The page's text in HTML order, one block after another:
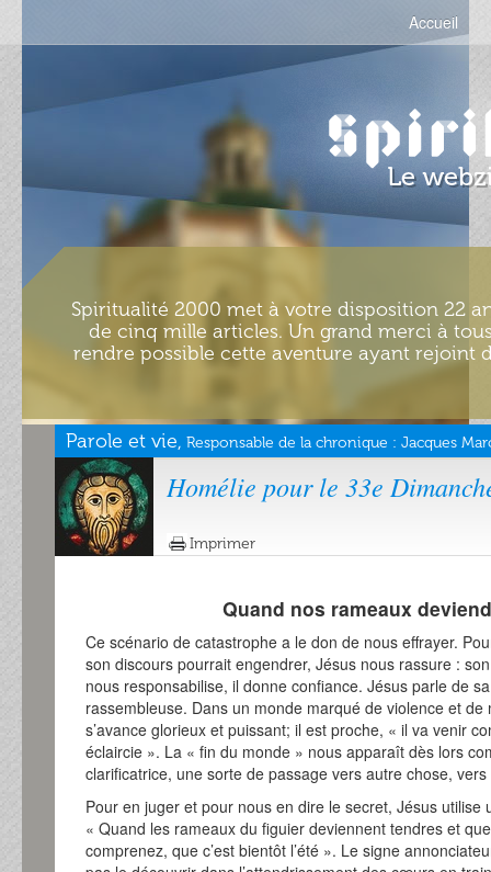
Accueil
Spiritualité 2000 met à votre disposition 22
de cinq mille articles. Un grand merci à
rendre possible cette aventure ayant rejoint
Parole et vie, Responsable de la chronique : Jacques
Homélie pour le 33e
Imprimer
Quand nos rameaux
Ce scénario de catastrophe a le don de nous effrayer.
son discours pourrait engendrer, Jésus nous rassure :
nous responsabilise, il donne confiance. Jésus parle de
rassembleuse. Dans un monde marqué de violence et de
s’avance glorieux et puissant; il est proche, « il va venir
éclaircie ». La « fin du monde » nous apparaît dès lors
clarificatrice, une sorte de passage vers autre chose,
Pour en juger et pour nous en dire le secret, Jésus utilise
« Quand les rameaux du figuier deviennent tendres et
comprenez, que c’est bientôt l’été ». Le signe